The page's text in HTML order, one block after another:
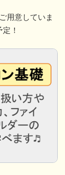
用意していま
！